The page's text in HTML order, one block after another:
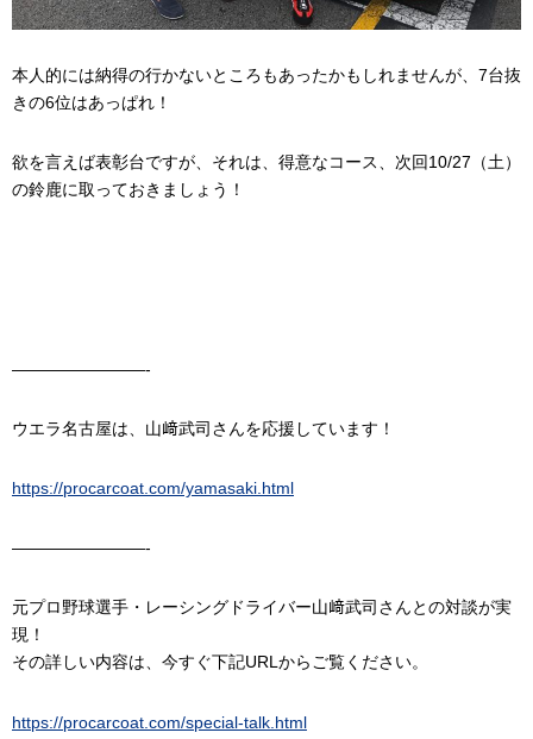
本人的には納得の行かないところもあったかもしれませんが、7台抜
きの6位はあっぱれ！
欲を言えば表彰台ですが、それは、得意なコース、次回10/27（土）
の鈴鹿に取っておきましょう！
————————-
ウエラ名古屋は、山﨑武司さんを応援しています！
https://procarcoat.com/yamasaki.html
————————-
元プロ野球選手・レーシングドライバー山﨑武司さんとの対談が実
現！
その詳しい内容は、今すぐ下記URLからご覧ください。
https://procarcoat.com/special-talk.html